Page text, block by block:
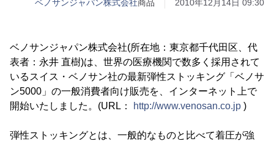
ベノサンジャパン株式会社商品 2010年12月14日 09:30
ベノサンジャパン株式会社(所在地：東京都千代田区、代
表者：永井 直樹)は、世界の医療機関で数多く採用されて
いるスイス・ベノサン社の最新弾性ストッキング「ベノサ
ン5000」の一般消費者向け販売を、インターネット上で
開始いたしました。(URL：
http://www.venosan.co.jp )
弾性ストッキングとは、一般的なものと比べて着圧が強